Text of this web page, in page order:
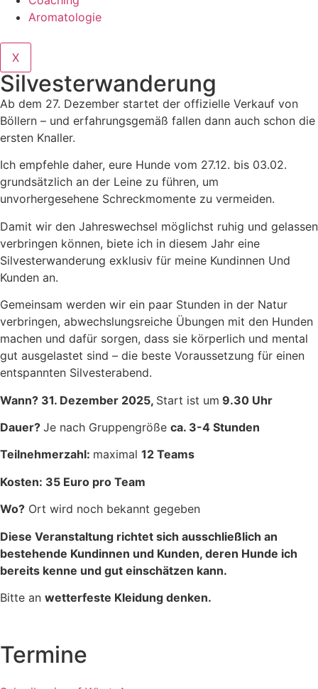
Aromatologie
X
Silvesterwanderung
Ab dem 27. Dezember startet der offizielle Verkauf von
Böllern – und erfahrungsgemäß fallen dann auch schon die
ersten Knaller.
Ich empfehle daher, eure Hunde vom 27.12. bis 03.02.
grundsätzlich an der Leine zu führen, um
unvorhergesehene Schreckmomente zu vermeiden.
Damit wir den Jahreswechsel möglichst ruhig und gelassen
verbringen können, biete ich in diesem Jahr eine
Silvesterwanderung exklusiv für meine Kundinnen Und
Kunden an.
Gemeinsam werden wir ein paar Stunden in der Natur
verbringen, abwechslungsreiche Übungen mit den Hunden
machen und dafür sorgen, dass sie körperlich und mental
gut ausgelastet sind – die beste Voraussetzung für einen
entspannten Silvesterabend.
Wann? 31. Dezember 2025, Start ist um 9.30 Uhr
Dauer? Je nach Gruppengröße ca. 3-4 Stunden
Teilnehmerzahl: maximal 12 Teams
Kosten: 35 Euro pro Team
Wo? Ort wird noch bekannt gegeben
Diese Veranstaltung richtet sich ausschließlich an
bestehende Kundinnen und Kunden, deren Hunde ich
bereits kenne und gut einschätzen kann.
Bitte an wetterfeste Kleidung denken.
Termine